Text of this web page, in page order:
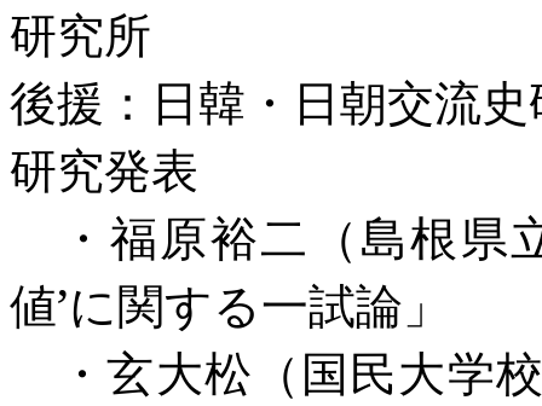
研究所
後援：日韓・日朝交流
研究発表
・福原裕二（島根県
値’に関する一試論」
・玄大松（国民大学